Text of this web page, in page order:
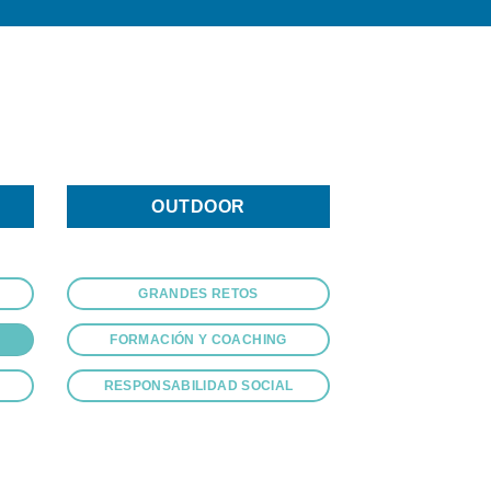
OUTDOOR
GRANDES RETOS
FORMACIÓN Y COACHING
RESPONSABILIDAD SOCIAL